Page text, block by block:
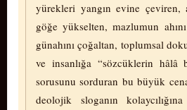
yürekleri yangın evine çeviren,
göğe yükselten, mazlumun
günahını çoğaltan, toplumsal
ve insanlığa “sözcüklerin hâlâ
sorusunu sorduran bu büyük
de­o­lo­jik sloganın